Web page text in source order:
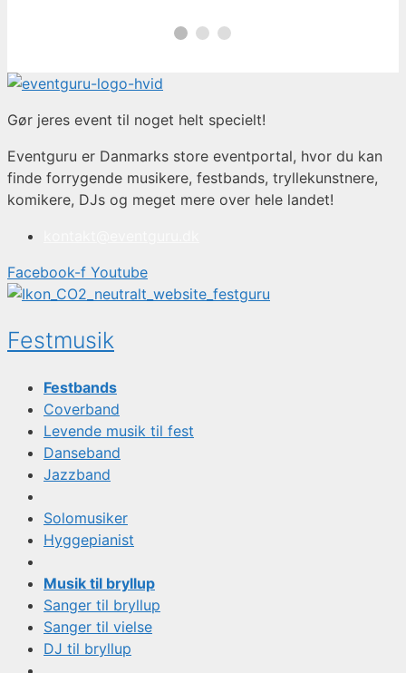
Gør jeres event til noget helt specielt!
Eventguru er Danmarks store eventportal, hvor du kan
finde forrygende musikere, festbands, tryllekunstnere,
komikere, DJs og meget mere over hele landet!
Facebook-f Youtube
Festmusik
Festbands
Coverband
Levende musik til fest
Danseband
Jazzband
Solomusiker
Hyggepianist
Musik til bryllup
Sanger til bryllup
Sanger til vielse
DJ til bryllup